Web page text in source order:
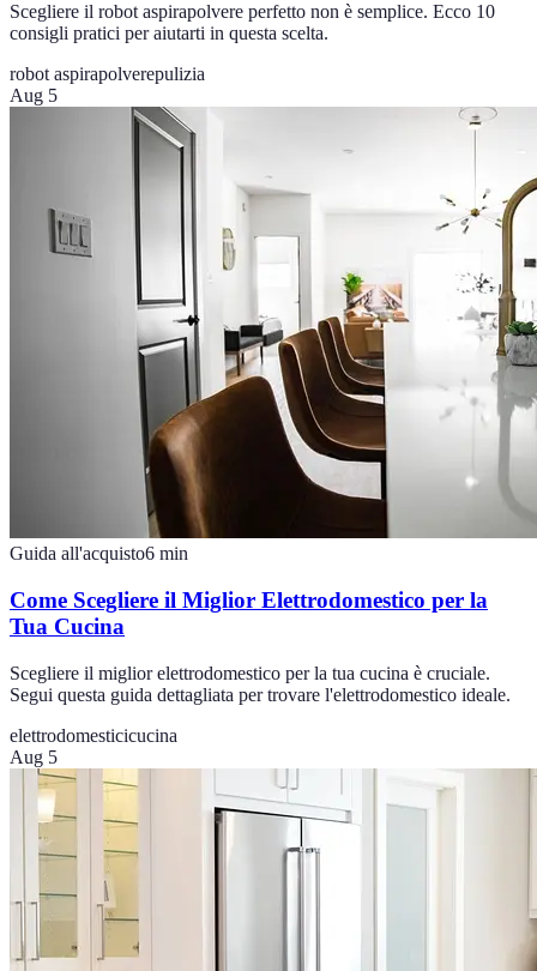
Scegliere il robot aspirapolvere perfetto non è semplice. Ecco 10
consigli pratici per aiutarti in questa scelta.
robot aspirapolverepulizia
Aug 5
Guida all'acquisto6 min
Come Scegliere il Miglior Elettrodomestico per la
Tua Cucina
Scegliere il miglior elettrodomestico per la tua cucina è cruciale.
Segui questa guida dettagliata per trovare l'elettrodomestico ideale.
elettrodomesticicucina
Aug 5